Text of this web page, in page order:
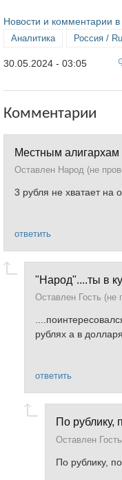
Новости и комментарии
Аналитика Россия /
30.05.2024 - 03:05
Комментарии
Местным алигархам
Оставлен Народ (не
3 рубля не хватает на
ответить
"Народ"....ты в
Оставлен Гость (не
рублях а в
ответить
По рублику,
Оставлен
По рублику,